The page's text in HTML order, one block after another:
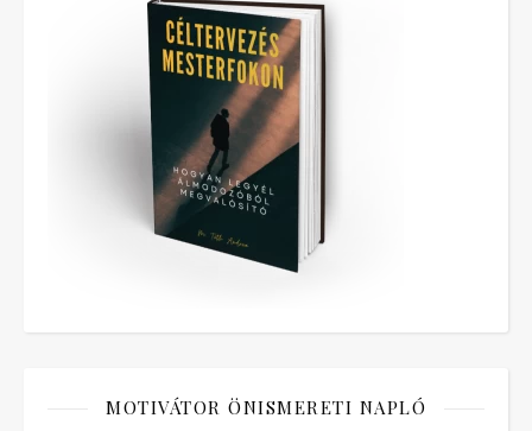
MOTIVÁTOR ÖNISMERETI NAPLÓ